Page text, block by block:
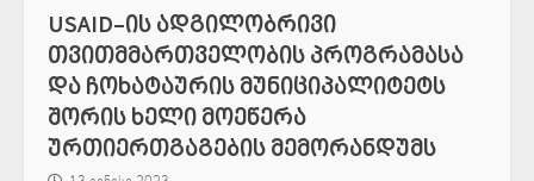
USAID–ის ადგილობრივი
თვითმმართველობის პროგრამასა
და ჩოხატაურის მუნიციპალიტეტს
შორის ხელი მოეწერა
ურთიერთგაგების მემორანდუმს